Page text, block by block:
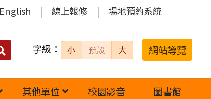
English 線上報修 場地預約系統
搜
字級： 小 預設 大 網站導覽
其他單位 校園影音
圖書館